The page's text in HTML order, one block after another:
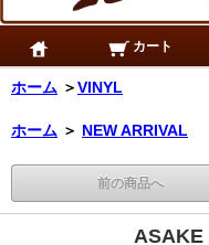
カート
ホーム ＞VINYL
ホーム ＞ NEW ARRIVAL
前の商品へ
ASAKE